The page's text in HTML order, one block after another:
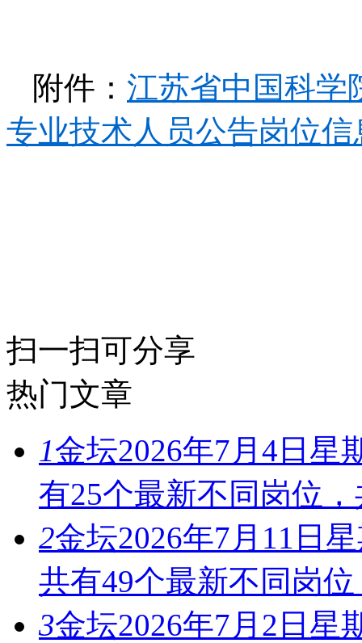
附件： 江苏省中国科学
专业技术人员公告岗位信
扫一扫可分享
热门文章
1金坛2026年7月4日星
有25个最新不同岗位
2金坛2026年7月11日
共有49个最新不同岗
3金坛2026年7月2日星